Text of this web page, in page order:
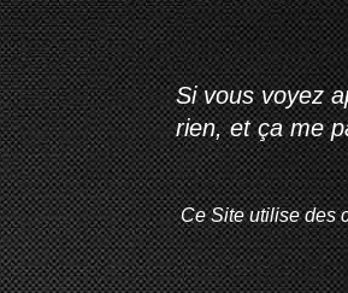
Si vous voyez
rien, et ça me
Ce Site utilise des